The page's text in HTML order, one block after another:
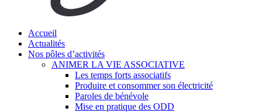
search
Menu
Accueil
Actualités
Nos pôles d’activités
ANIMER LA VIE ASSOCIATIVE
Les temps forts associatifs
Produire et consommer son électricité
Paroles de bénévole
Mise en pratique des ODD